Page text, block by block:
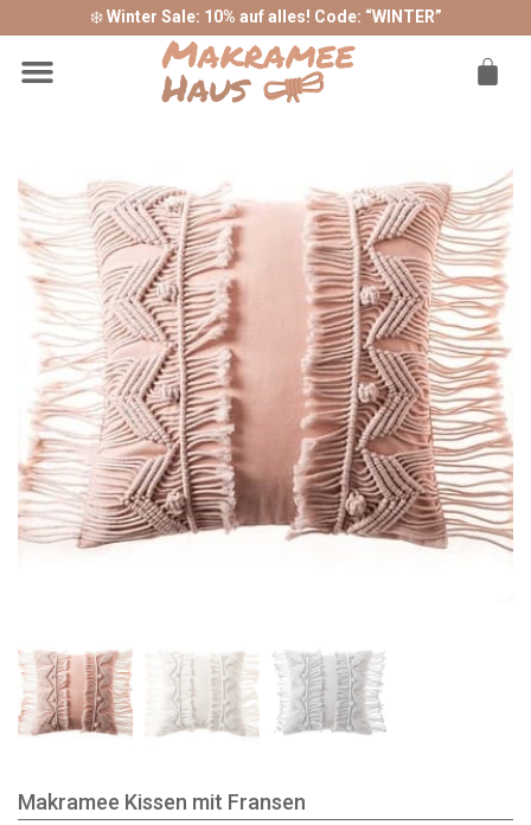
❄️Winter Sale: 10% auf alles! Code: “WINTER”
Makramee Kissen mit Fransen